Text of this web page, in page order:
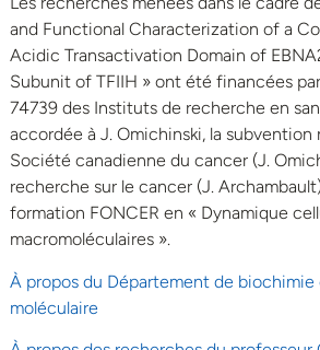
and Functional Characterization of a
Acidic Transactivation Domain of
Subunit of TFIIH » ont été financées
74739 des Instituts de recherche en
accordée à J. Omichinski, la subvention
Société canadienne du cancer (J.
recherche sur le cancer (J.
formation FONCER en « Dynamique
macromoléculaires ».
À propos du Département de
moléculaire